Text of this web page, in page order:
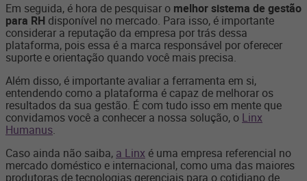
Em seguida, é hora de pesquisar o melhor sistema de gestão
para RH disponível no mercado. Para isso, é importante
considerar a reputação da empresa por trás dessa
plataforma, pois essa é a marca responsável por oferecer
suporte e orientação quando você mais precisa.
Além disso, é importante avaliar a ferramenta em si,
entendendo como a plataforma é capaz de melhorar os
resultados da sua gestão. É com tudo isso em mente que
convidamos você a conhecer a nossa solução, o Linx
Humanus.
Caso ainda não saiba, a Linx é uma empresa referencial no
mercado doméstico e internacional, como uma das maiores
produtoras de tecnologias gerenciais para o cotidiano de